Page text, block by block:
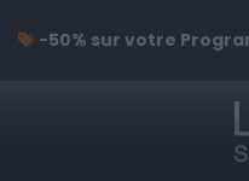
-50% sur votre